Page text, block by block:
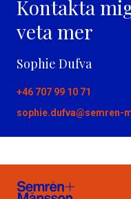
Kontakta
veta mer
Sophie Dufva
+46 707 99 10 71
sophie.dufva@semren-